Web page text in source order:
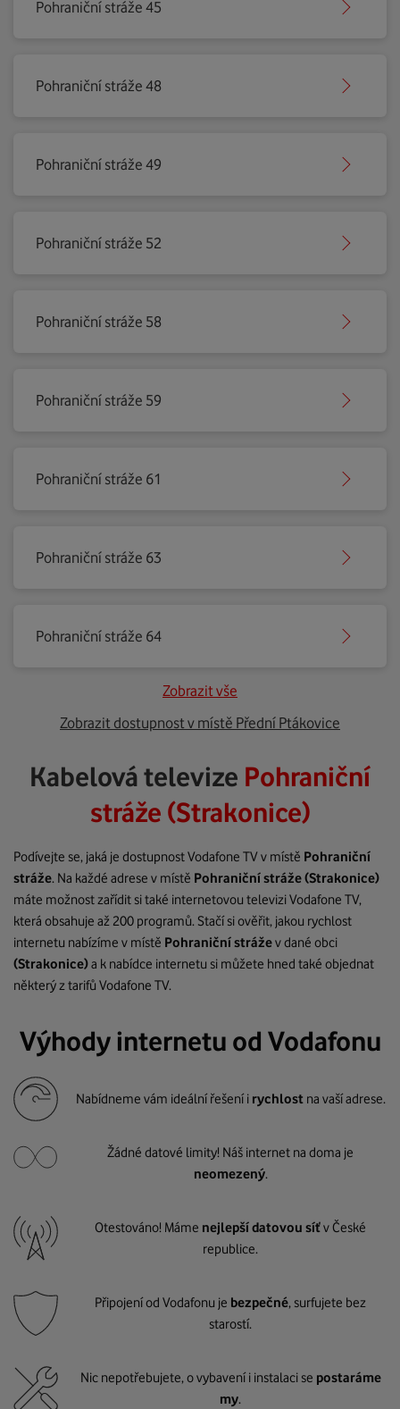
Pohraniční stráže 45
Pohraniční stráže 48
Pohraniční stráže 49
Pohraniční stráže 52
Pohraniční stráže 58
Pohraniční stráže 59
Pohraniční stráže 61
Pohraniční stráže 63
Pohraniční stráže 64
Zobrazit vše
Zobrazit dostupnost v místě Přední Ptákovice
Kabelová televize Pohraniční
stráže (Strakonice)
Podívejte se, jaká je dostupnost Vodafone TV v místě Pohraniční
stráže. Na každé adrese v místě Pohraniční stráže(Strakonice)
máte možnost zařídit si také internetovou televizi Vodafone TV,
která obsahuje až 200 programů. Stačí si ověřit, jakou rychlost
internetu nabízíme v místě Pohraniční strážev dané obci
(Strakonice)a k nabídce internetu si můžete hned také objednat
některý z tarifů Vodafone TV.
Výhody internetu od Vodafonu
Nabídneme vám ideální řešení i rychlost na vaší adrese.
Žádné datové limity! Náš internet na doma je
neomezený.
Otestováno! Máme nejlepší datovou síťv České
republice.
Připojení od Vodafonu je bezpečné, surfujete bez
starostí.
Nic nepotřebujete, o vybavení i instalaci se postaráme
my.